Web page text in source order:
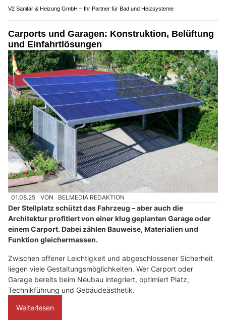
V2 Sanitär & Heizung GmbH – Ihr Partner für Bad und Heizsysteme
Carports und Garagen: Konstruktion, Belüftung
und Einfahrtlösungen
01.08.25 VON BELMEDIA REDAKTION
Der Stellplatz schützt das Fahrzeug – aber auch die
Architektur profitiert von einer klug geplanten Garage oder
einem Carport. Dabei zählen Bauweise, Materialien und
Funktion gleichermassen.
Zwischen offener Leichtigkeit und abgeschlossener Sicherheit
liegen viele Gestaltungsmöglichkeiten. Wer Carport oder
Garage bereits beim Neubau integriert, optimiert Platz,
Technikführung und Gebäudeästhetik.
Weiterlesen